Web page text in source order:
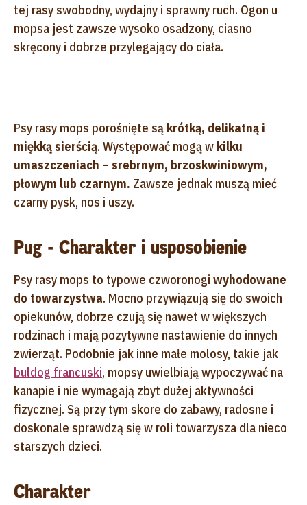
tej rasy swobodny, wydajny i sprawny ruch. Ogon u
mopsa jest zawsze wysoko osadzony, ciasno
skręcony i dobrze przylegający do ciała.
Psy rasy mops porośnięte są krótką, delikatną i
miękką sierścią. Występować mogą w kilku
umaszczeniach – srebrnym, brzoskwiniowym,
płowym lub czarnym. Zawsze jednak muszą mieć
czarny pysk, nos i uszy.
Pug - Charakter i usposobienie
Psy rasy mops to typowe czworonogi wyhodowane
do towarzystwa. Mocno przywiązują się do swoich
opiekunów, dobrze czują się nawet w większych
rodzinach i mają pozytywne nastawienie do innych
zwierząt. Podobnie jak inne małe molosy, takie jak
buldog francuski, mopsy uwielbiają wypoczywać na
kanapie i nie wymagają zbyt dużej aktywności
fizycznej. Są przy tym skore do zabawy, radosne i
doskonale sprawdzą się w roli towarzysza dla nieco
starszych dzieci.
Charakter